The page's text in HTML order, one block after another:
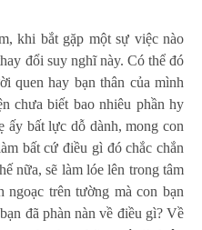
khi bắt gặp một sự việc nào
đổi suy nghĩ này. Có thể đó
quen hay bạn thân của mình
chưa biết bao nhiêu phần hy
ấy bất lực dỗ dành, mong con
bất cứ điều gì đó chắc chắn
nữa, sẽ làm lóe lên trong tâm
ngoạc trên tường mà con bạn
đã phàn nàn về điều gì? Về